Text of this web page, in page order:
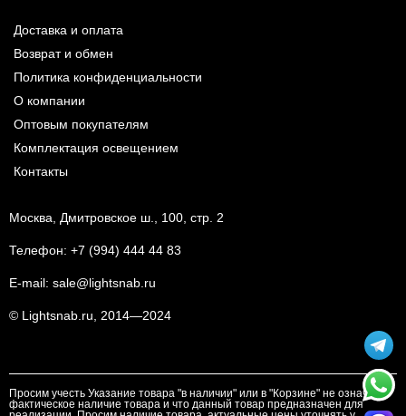
Доставка и оплата
Возврат и обмен
Политика конфиденциальности
О компании
Оптовым покупателям
Комплектация освещением
Контакты
Москва, Дмитровское ш., 100, стр. 2
Телефон: +7 (994) 444 44 83
E-mail: sale@lightsnab.ru
© Lightsnab.ru, 2014—2024
Просим учесть Указание товара "в наличии" или в "Корзине" не означает
фактическое наличие товара и что данный товар предназначен для